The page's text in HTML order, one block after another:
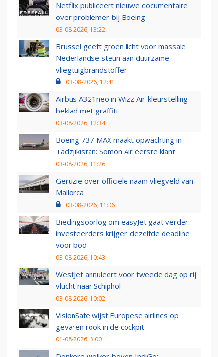
Netflix publiceert nieuwe documentaire
over problemen bij Boeing
03-08-2026, 13:22
Brussel geeft groen licht voor massale
Nederlandse steun aan duurzame
vliegtuigbrandstoffen
03-08-2026, 12:41
Airbus A321neo in Wizz Air-kleurstelling
beklad met graffiti
03-08-2026, 12:34
Boeing 737 MAX maakt opwachting in
Tadzjikistan: Somon Air eerste klant
03-08-2026, 11:26
Geruzie over officiële naam vliegveld van
Mallorca
03-08-2026, 11:06
Biedingsoorlog om easyJet gaat verder:
investeerders krijgen dezelfde deadline
voor bod
03-08-2026, 10:43
WestJet annuleert voor tweede dag op rij
vlucht naar Schiphol
03-08-2026, 10:02
VisionSafe wijst Europese airlines op
gevaren rook in de cockpit
01-08-2026, 8:00